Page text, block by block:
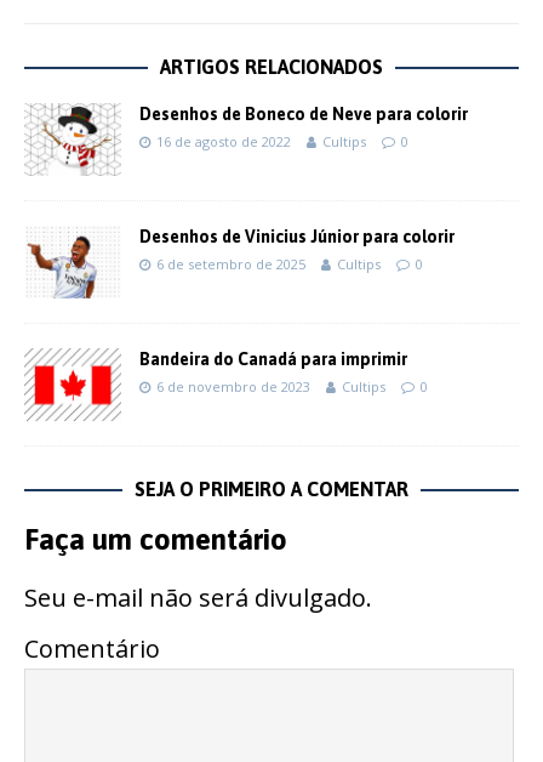
ARTIGOS RELACIONADOS
Desenhos de Boneco de Neve para colorir
16 de agosto de 2022 Cultips 0
Desenhos de Vinicius Júnior para colorir
6 de setembro de 2025 Cultips 0
Bandeira do Canadá para imprimir
6 de novembro de 2023 Cultips 0
SEJA O PRIMEIRO A COMENTAR
Faça um comentário
Seu e-mail não será divulgado.
Comentário